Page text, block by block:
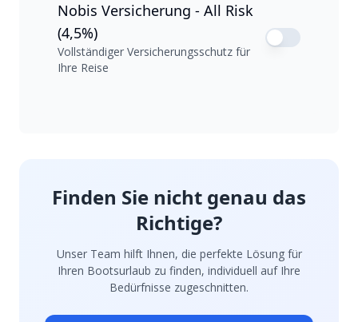
Nobis Versicherung - All Risk
(4,5%)
Vollständiger Versicherungsschutz für
Ihre Reise
Finden Sie nicht genau das
Richtige?
Unser Team hilft Ihnen, die perfekte Lösung für
Ihren Bootsurlaub zu finden, individuell auf Ihre
Bedürfnisse zugeschnitten.